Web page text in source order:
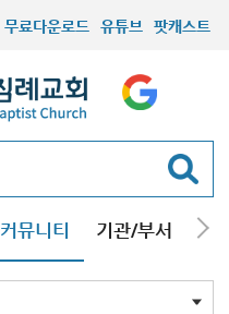
무료다운로드 유튜브 팟캐스트
커뮤니티 기관/부서 선